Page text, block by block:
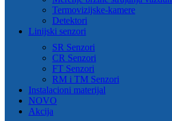
Termovizijske-kamere
Detektori
Linijski senzori
SR Senzori
CR Senzori
FT Senzori
RM i TM Senzori
Instalacioni materijal
NOVO
Akcija